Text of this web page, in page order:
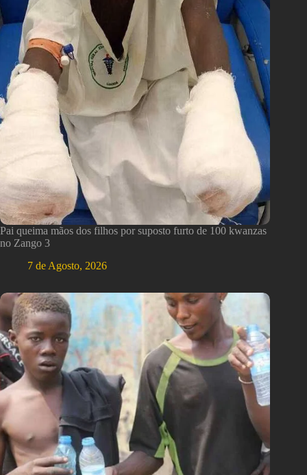
Pai queima mãos dos filhos por suposto furto de 100 kwanzas
no Zango 3
7 de Agosto, 2026